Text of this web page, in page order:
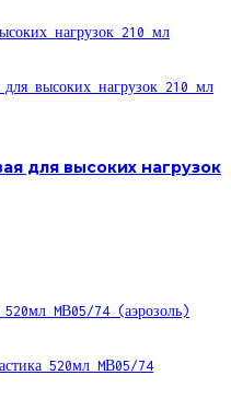
для высоких нагрузок